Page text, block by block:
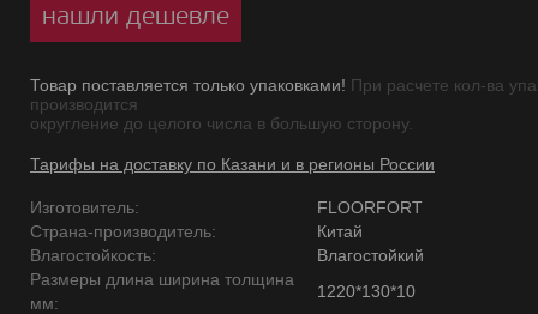
нашли дешевле
Товар поставляется только упаковками! При расчете кол-ва
производится
округление до целого числа в большую сторону.
Тарифы на доставку по Казани и в регионы России
Изготовитель:
FLOORFORT
Страна-производитель:
Китай
Влагостойкость:
Влагостойкий
Размеры длина ширина толщина
мм:
1220*130*10